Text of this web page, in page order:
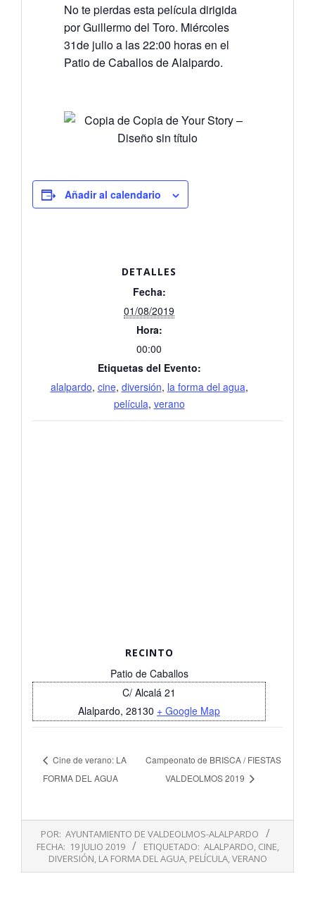
No te pierdas esta película dirigida
por Guillermo del Toro. Miércoles
31de julio a las 22:00 horas en el
Patio de Caballos de Alalpardo.
Añadir al calendario
DETALLES
Fecha:
01/08/2019
Hora:
00:00
Etiquetas del Evento:
alalpardo, cine, diversión, la forma del agua,
película, verano
RECINTO
Patio de Caballos
C/ Alcalá 21
Alalpardo, 28130 + Google Map
Cine de verano: LA
FORMA DEL AGUA
Campeonato de BRISCA / FIESTAS
VALDEOLMOS 2019
07-
POR: AYUNTAMIENTO DE VALDEOLMOS-ALALPARDO
FECHA: 19 JULIO 2019 ETIQUETADO: ALALPARDO, CINE,
DIVERSIÓN, LA FORMA DEL AGUA, PELÍCULA,VERANO